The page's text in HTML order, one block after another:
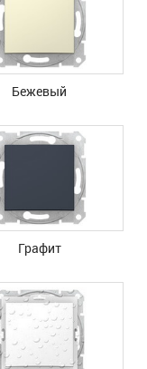
Бежевый
Графит